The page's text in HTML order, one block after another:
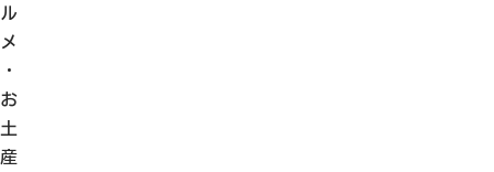
ル
メ
・
お
土
産